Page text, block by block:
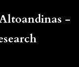
-
El idioma actual es: